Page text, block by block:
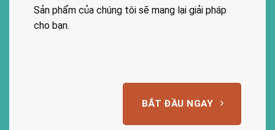
Sản phẩm của chúng tôi sẽ mang lại giải pháp
cho bạn.
BẮT ĐẦU NGAY